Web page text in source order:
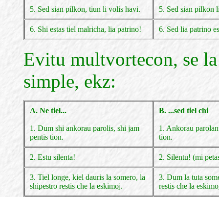
5. Sed sian pilkon, tiun li volis havi. 5. Sed sian pilkon
6. Shi estas tiel malricha, lia patrino! 6. Sed lia patrino
Evitu multvortecon, se
simple, ekz:
A. Ne tiel...
1. Dum shi ankorau parolis, shi jam
pentis tion.
B. ...sed tiel chi
1. Ankorau
tion.
2. Estu silenta! 2. Silentu! (mi
3. Tiel longe, kiel dauris la somero, la
shipestro restis che la eskimoj.
3. Dum la tuta
restis che la